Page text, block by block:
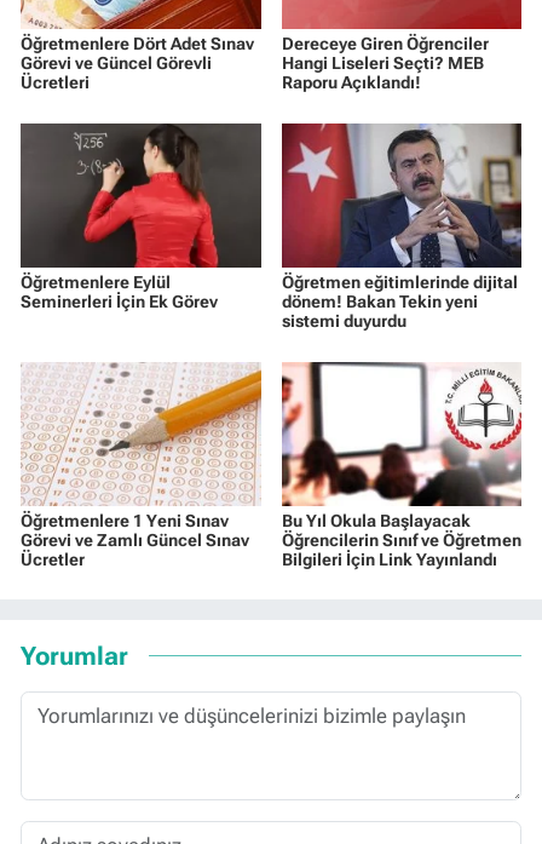
Öğretmenlere Dört Adet Sınav
Görevi ve Güncel Görevli
Ücretleri
Dereceye Giren Öğrenciler
Hangi Liseleri Seçti? MEB
Raporu Açıklandı!
Öğretmenlere Eylül
Seminerleri İçin Ek Görev
Öğretmen eğitimlerinde dijital
dönem! Bakan Tekin yeni
sistemi duyurdu
Öğretmenlere 1 Yeni Sınav
Görevi ve Zamlı Güncel Sınav
Ücretler
Bu Yıl Okula Başlayacak
Öğrencilerin Sınıf ve Öğretmen
Bilgileri İçin Link Yayınlandı
Yorumlar